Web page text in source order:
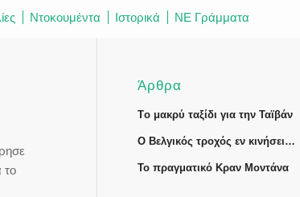
Ντοκουμέντα Ιστορικά ΝΕ Γράμματα
το
Άρθρα
Tο μακρύ ταξίδι για την Ταϊβάν
Ο Βελγικός τροχός εν κινήσει…
Το πραγματικό Κραν Μοντάνα